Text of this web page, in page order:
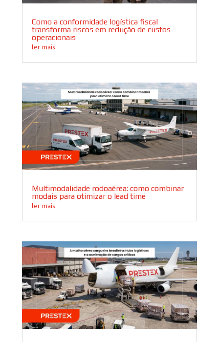
Como a conformidade logística fiscal
transforma riscos em redução de custos
operacionais
ler mais
Multimodalidade rodoaérea: como combinar
modais para otimizar o lead time
ler mais